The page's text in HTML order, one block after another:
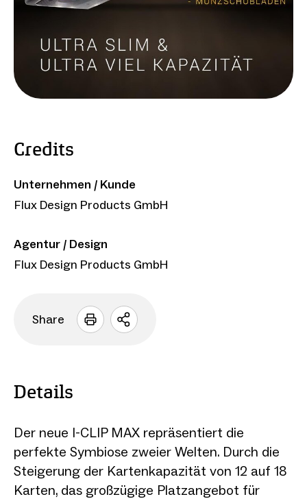
Credits
Unternehmen / Kunde
Flux Design Products GmbH
Agentur / Design
Flux Design Products GmbH
Share
Sharing
Details
Der neue I-CLIP MAX repräsentiert die
perfekte Symbiose zweier Welten. Durch die
Steigerung der Kartenkapazität von 12 auf 18
Karten, das großzügige Platzangebot für